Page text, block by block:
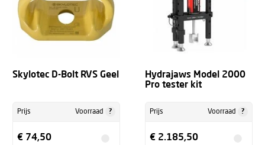
Skylotec D-Bolt RVS Geel
Prijs Voorraad ?
€ 74,50
Hydrajaws Model 2000
Pro tester kit
Prijs Voorraad ?
€ 2.185,50